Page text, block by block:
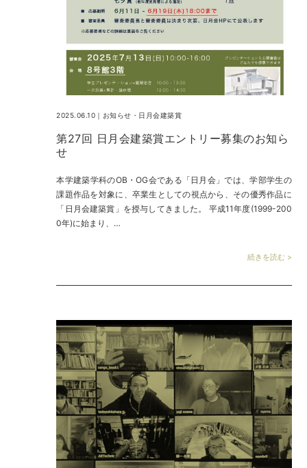
2025.06.10｜ お知らせ ・ 日月会建築賞
第27回 日月会建築賞エントリー募集のお知ら
せ
本学建築学科のOB・OG会である「日月会」では、学部学生の
課題作品を対象に、卒業生としての視点から、その優秀作品に
「日月会建築賞」を授与してきました。 平成11年度(1999-200
0年)に始まり、…
続きを読む >